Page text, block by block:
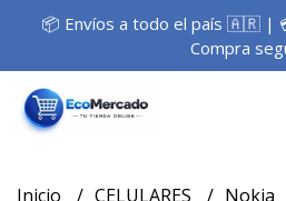
📦 Envíos a todo el país 🇦🇷 |
Compra
Inicio CELULARES Nokia